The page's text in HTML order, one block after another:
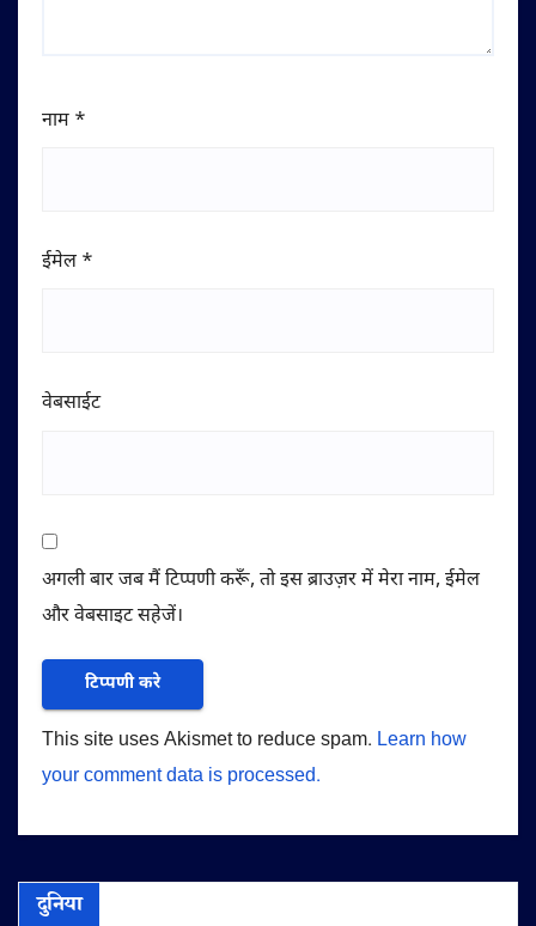
नाम *
ईमेल *
वेबसाईट
अगली बार जब मैं टिप्पणी करूँ, तो इस ब्राउज़र में मेरा नाम, ईमेल
और वेबसाइट सहेजें।
This site uses Akismet to reduce spam. Learn how
your comment data is processed.
दुनिया